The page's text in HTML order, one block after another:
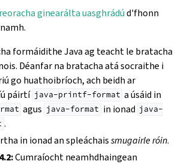
ginearálta uasghrádúd'fhonn
formáidithe Java ag teacht le bratacha
Déanfar na bratacha atá socraithe i
go huathoibríoch, ach beidh ar
páirtí java-printf-format a úsáid in
agus java-format in ionad java-
.
in ionad an spleáchaissmugairle róin.
Cumraíocht neamhdhaingean